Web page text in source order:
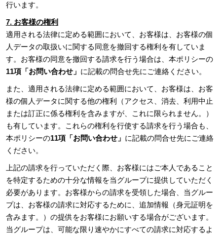
行います。
7. お客様の権利
適用される法律に定める範囲において、お客様は、お客様の個
人データの取扱いに関する同意を撤回する権利を有していま
す。お客様の同意を撤回する請求を行う場合は、本ポリシーの
11項「お問い合わせ」 に記載の問合せ先にご連絡ください。
また、適用される法律に定める範囲において、お客様は、お客
様の個人データに関する他の権利（アクセス、消去、利用中止
または訂正に係る権利を含みますが、これに限られません。）
も有しています。これらの権利を行使する請求を行う場合も、
本ポリシーの11項「お問い合わせ」 に記載の問合せ先にご連絡
ください。
上記の請求を行っていただく際、お客様にはご本人であること
を特定するための十分な情報を当グループに提供していただく
必要があります。お客様からの請求を受領した場合、当グルー
プは、お客様の請求に対応するために、追加情報（身元証明を
含みます。）の提供をお客様にお願いする場合がございます。
当グループは、可能な限り速やかにすべての請求に対応するよ